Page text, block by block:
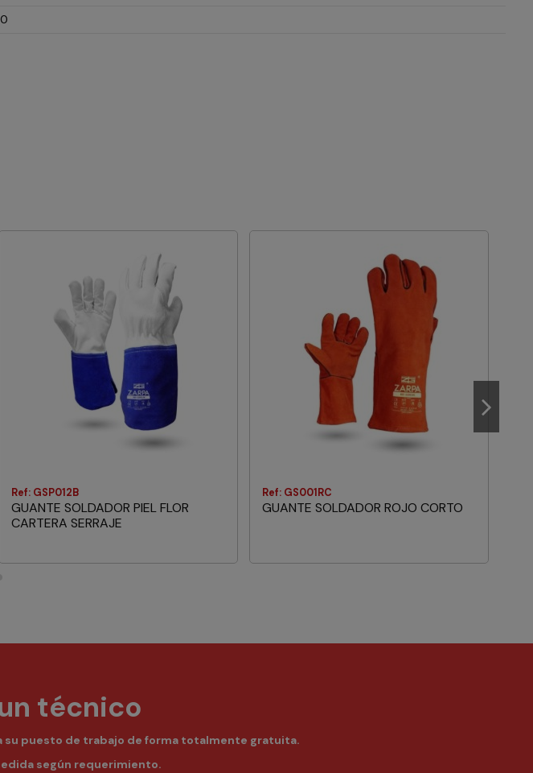
Ref: GSP012B
GUANTE SOLDADOR PIEL FLOR
CARTERA SERRAJE
Ref: GS001RC
GUANTE SOLDADOR ROJO CORTO
técnico
su puesto de trabajo de forma totalmente gratuita.
según requerimiento.